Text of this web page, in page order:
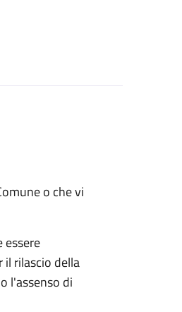
o che vi
essere
il rilascio della
l'assenso di